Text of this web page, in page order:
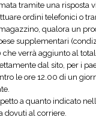
tramite una
ordini telefonici o
qualora un
supplementari
verrà aggiunto al
dal sito, per i
le ore 12.00 di un
a quanto indicato
dovuti al corriere.